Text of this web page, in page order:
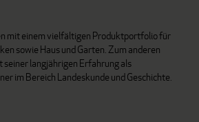
mit einem vielfältigen Produktportfolio für
sowie Haus und Garten. Zum anderen
seiner langjährigen Erfahrung als
im Bereich Landeskunde und Geschichte.